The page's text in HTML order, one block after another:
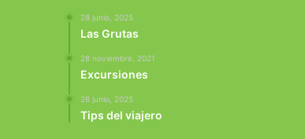
28 junio, 2025
Las Grutas
28 noviembre, 2021
Excursiones
28 junio, 2025
Tips del viajero